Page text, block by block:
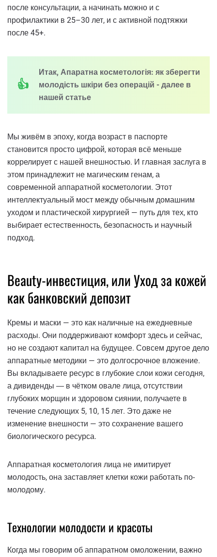
после консультации, а начинать можно и с
профилактики в 25–30 лет, и с активной подтяжки
после 45+.
Итак, Апаратна косметологія: як зберегти
молодість шкіри без операцій - далее в
нашей статье
Мы живём в эпоху, когда возраст в паспорте
становится просто цифрой, которая всё меньше
коррелирует с нашей внешностью. И главная заслуга в
этом принадлежит не магическим генам, а
современной аппаратной косметологии. Этот
интеллектуальный мост между обычным домашним
уходом и пластической хирургией — путь для тех, кто
выбирает естественность, безопасность и научный
подход.
Beauty-инвестиция, или Уход за кожей
как банковский депозит
Кремы и маски — это как наличные на ежедневные
расходы. Они поддерживают комфорт здесь и сейчас,
но не создают капитал на будущее. Совсем другое дело
аппаратные методики — это долгосрочное вложение.
Вы вкладываете ресурс в глубокие слои кожи сегодня,
а дивиденды ― в чётком овале лица, отсутствии
глубоких морщин и здоровом сиянии, получаете в
течение следующих 5, 10, 15 лет. Это даже не
изменение внешности — это сохранение вашего
биологического ресурса.
Аппаратная косметология лица не имитирует
молодость, она заставляет клетки кожи работать по-
молодому.
Технологии молодости и красоты
Когда мы говорим об аппаратном омоложении, важно